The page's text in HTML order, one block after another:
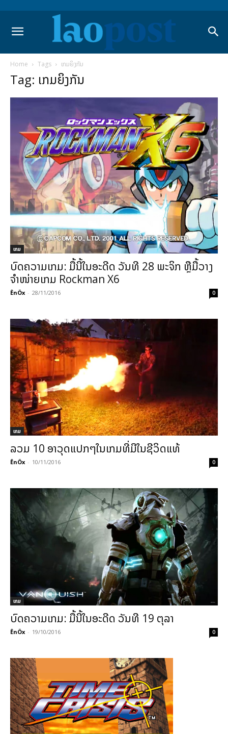
Home Tags ເກມຍິງກັນ
Tag: ເກມຍິງກັນ
ເກມ
ບົດຄວາມເກມ: ມື້ນີ້ໃນອະດີດ ວັນທີ 28 ພະຈິກ ຫຼືມື້ວາງ
ຈຳໜ່າຍເກມ Rockman X6
ÊnÖx - 28/11/2016 0
ເກມ
ລວມ 10 ອາວຸດແປກໆໃນເກມທີ່ມີໃນຊີວິດແທ້
ÊnÖx - 10/11/2016 0
ເກມ
ບົດຄວາມເກມ: ມື້ນີ້ໃນອະດີດ ວັນທີ 19 ຕຸລາ
ÊnÖx - 19/10/2016 0